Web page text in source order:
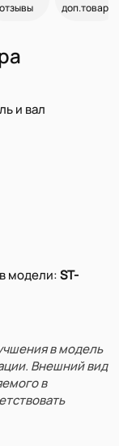
отзывы доп.товары
и вал
модели:ST-
в модель
Внешний вид
в